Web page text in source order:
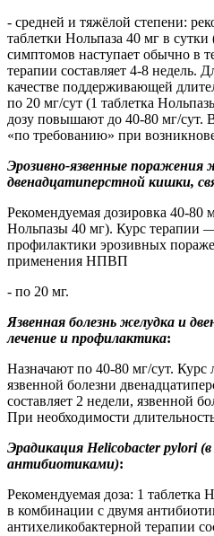
- средней и тяжёлой степени:
таблетки Нольпаза 40 мг в
симптомов наступает обычно в
терапии составляет 4-8 недель.
качестве поддерживающей
по 20 мг/сут (1 таблетка
дозу повышают до 40-80 мг/сут.
«по требованию» при
Эрозивно-язвенные поражения
двенадцатиперстной кишки,
Рекомендуемая дозировка 40-80
Нольпазы 40 мг). Курс терапии
профилактики эрозивных
применения НПВП
- по 20 мг.
Язвенная болезнь желудка и
лечение и профилактика:
Назначают по 40-80 мг/сут. Курс
язвенной болезни
составляет 2 недели, язвенной
При необходимости
Эрадикация Helicobacter pylori
антибиотиками):
Рекомендуемая доза: 1 таблетка
в комбинации с двумя
антихеликобактерной терапии